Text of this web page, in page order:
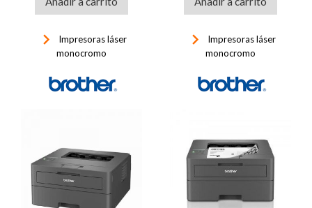
keyboard_arrow_right
Impresoras láser
monocromo
keyboard_arrow_right
Impresoras láser
monocromo